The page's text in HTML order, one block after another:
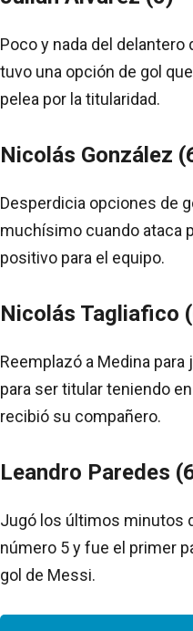
Poco y nada del delantero
tuvo una opción de gol
pelea por la titularidad.
Nicolás González
Desperdicia opciones de
muchísimo cuando ataca
positivo para el equipo.
Nicolás Tagliafico
Reemplazó a Medina
para ser titular teniendo
recibió su compañero.
Leandro Paredes
Jugó los últimos minutos
número 5 y fue el primer
gol de Messi.